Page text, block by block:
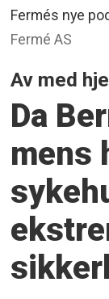
Fermés nye
Fermé AS
Av med
Da
mens